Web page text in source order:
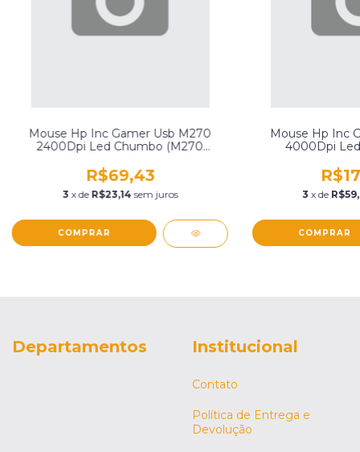
Mouse Hp Inc Gamer Usb M270
2400Dpi Led Chumbo (M270
R$69,43
3 x de R$23,14 sem juros
Mouse Hp Inc
4000Dpi
3 x de
Departamentos Institucional
Contato
Política de Entrega e
Devolução